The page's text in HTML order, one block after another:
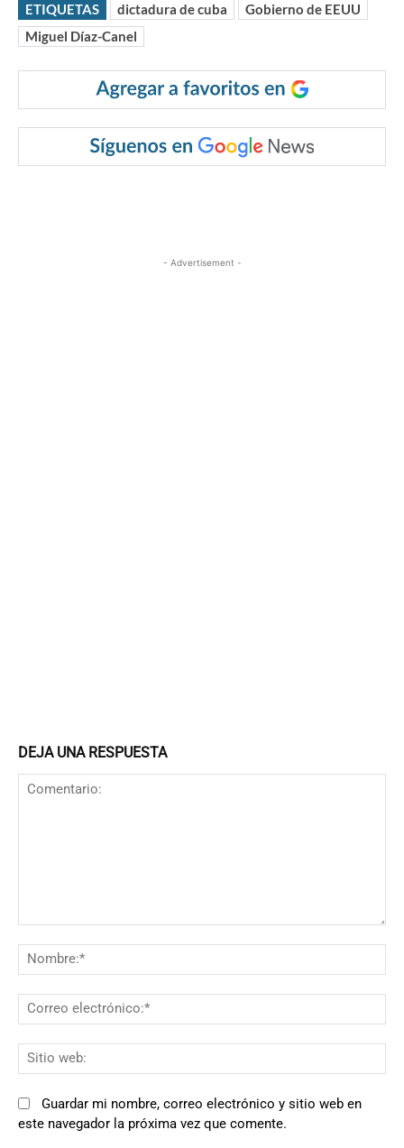
ETIQUETAS dictadura de cuba
Gobierno de EEUU
Miguel Díaz-Canel
- Advertisement -
DEJA UNA RESPUESTA
Guardar mi nombre, correo electrónico y sitio web en
este navegador la próxima vez que comente.